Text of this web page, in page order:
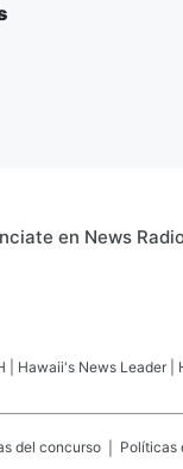
en News
| Hawaii's News Leader
del concurso Políticas